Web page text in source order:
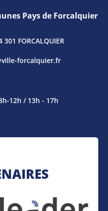
Pays de Forcalquier
FORCALQUIER
forcalquier.fr
12h / 13h - 17h